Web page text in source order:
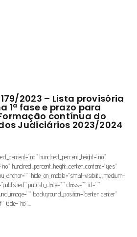
2023 – Lista provisória
1ª fase e prazo para
contínua do
Judiciários 2023/2024
hundred_percent_height=”no”
hundred_percent_height_center_content=”yes”
hide_on_mobile=”small-visibility,medium-
publish_date=”” class=”” id=””
background_position=”center center”